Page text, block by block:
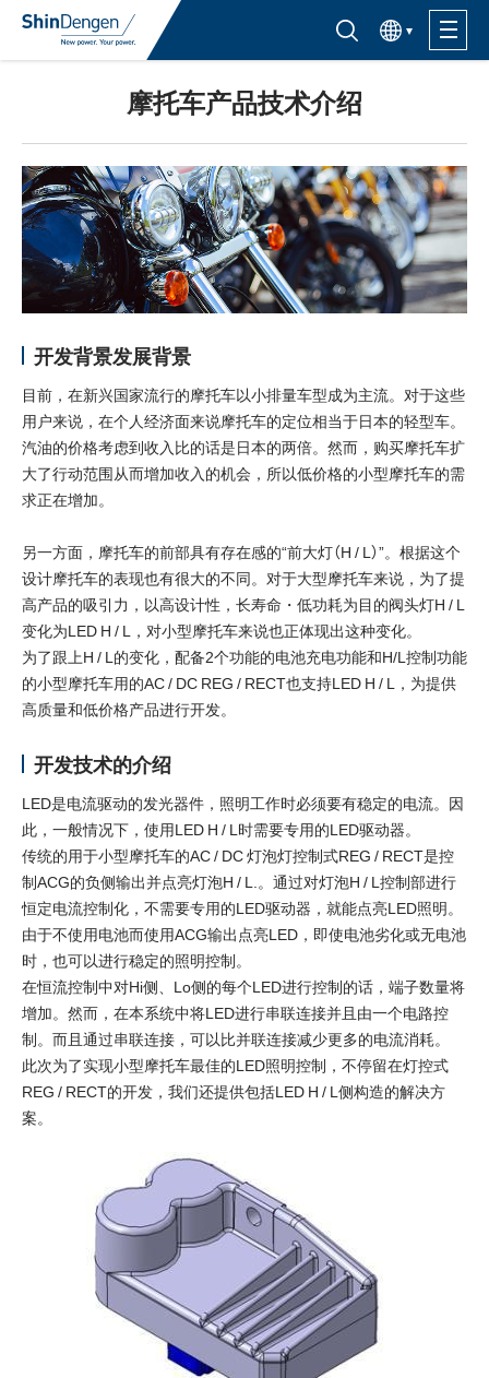
半导体产品检索入口
한국어
应用
支持·服务
关于购买
CSR信息
IR信息
联系我们
Close
摩托车产品技术介绍
开发背景发展背景
目前，在新兴国家流行的摩托车以小排量车型成为主流。对于这些
用户来说，在个人经济面来说摩托车的定位相当于日本的轻型车。
汽油的价格考虑到收入比的话是日本的两倍。然而，购买摩托车扩
大了行动范围从而增加收入的机会，所以低价格的小型摩托车的需
求正在增加。
另一方面，摩托车的前部具有存在感的“前大灯（H / L）”。根据这个
设计摩托车的表现也有很大的不同。对于大型摩托车来说，为了提
高产品的吸引力，以高设计性，长寿命・低功耗为目的阀头灯H / L
变化为LED H / L，对小型摩托车来说也正体现出这种变化。
为了跟上H / L的变化，配备2个功能的电池充电功能和H/L控制功能
的小型摩托车用的AC / DC REG / RECT也支持LED H / L，为提供
高质量和低价格产品进行开发。
开发技术的介绍
LED是电流驱动的发光器件，照明工作时必须要有稳定的电流。因
此，一般情况下，使用LED H / L时需要专用的LED驱动器。
传统的用于小型摩托车的AC / DC 灯泡灯控制式REG / RECT是控
制ACG的负侧输出并点亮灯泡H / L.。通过对灯泡H / L控制部进行
恒定电流控制化，不需要专用的LED驱动器，就能点亮LED照明。
由于不使用电池而使用ACG输出点亮LED，即使电池劣化或无电池
时，也可以进行稳定的照明控制。
在恒流控制中对Hi侧、Lo侧的每个LED进行控制的话，端子数量将
增加。然而，在本系统中将LED进行串联连接并且由一个电路控
制。而且通过串联连接，可以比并联连接减少更多的电流消耗。
此次为了实现小型摩托车最佳的LED照明控制，不停留在灯控式
REG / RECT的开发，我们还提供包括LED H / L侧构造的解决方
案。